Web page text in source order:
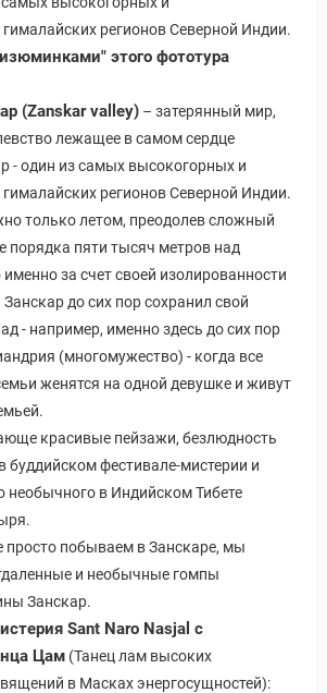
регионов Северной Индии.
этого фототура
(Zanskar valley) – затерянный мир,
лежащее в самом сердце
- один из самых высокогорных и
регионов Северной Индии.
только летом, преодолев сложный
порядка пяти тысяч метров над
за счет своей изолированности
до сих пор сохранил свой
- например, именно здесь до сих пор
(многомужество) - когда все
женятся на одной девушке и живут
красивые пейзажи, безлюдность
буддийском фестивале-мистерии и
необычного в Индийском Тибете
просто побываем в Занскаре, мы
и необычные гомпы
Занскар.
Sant Naro Nasjal с
Цам (Танец лам высоких
в Масках энергосущностей):